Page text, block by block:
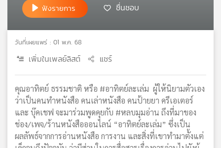
แผนที่
วิทยุ
เครือ
ฟังรายการ ชื่นชอบ
วันที่เผยแพร่ : 01 พ.ค. 68
เพิ่มในเพลย์ลิสต์ แชร์
คุณอาทิตย์ ธรรมชาติ หรือ #อาทิตย์ละเล่ม ผู้ให้นิยามตัวเอง
ว่าเป็นคนทำหนังสือ คนเล่าหนังสือ คนป้ายยา ครีเอเตอร์
และ บุ๊คเชฟ จะมาร่วมพูดคุยกับ #หลบมุมอ่าน ถึงที่มาของ
ช่อง/เพจ/ร้านหนังสือออนไลน์ “อาทิตย์ละเล่ม” ซึ่งเป็น
ผลลัพธ์จากการอ่านหนังสือ การงาน และสิ่งที่เขาทำมาตั้งแต่